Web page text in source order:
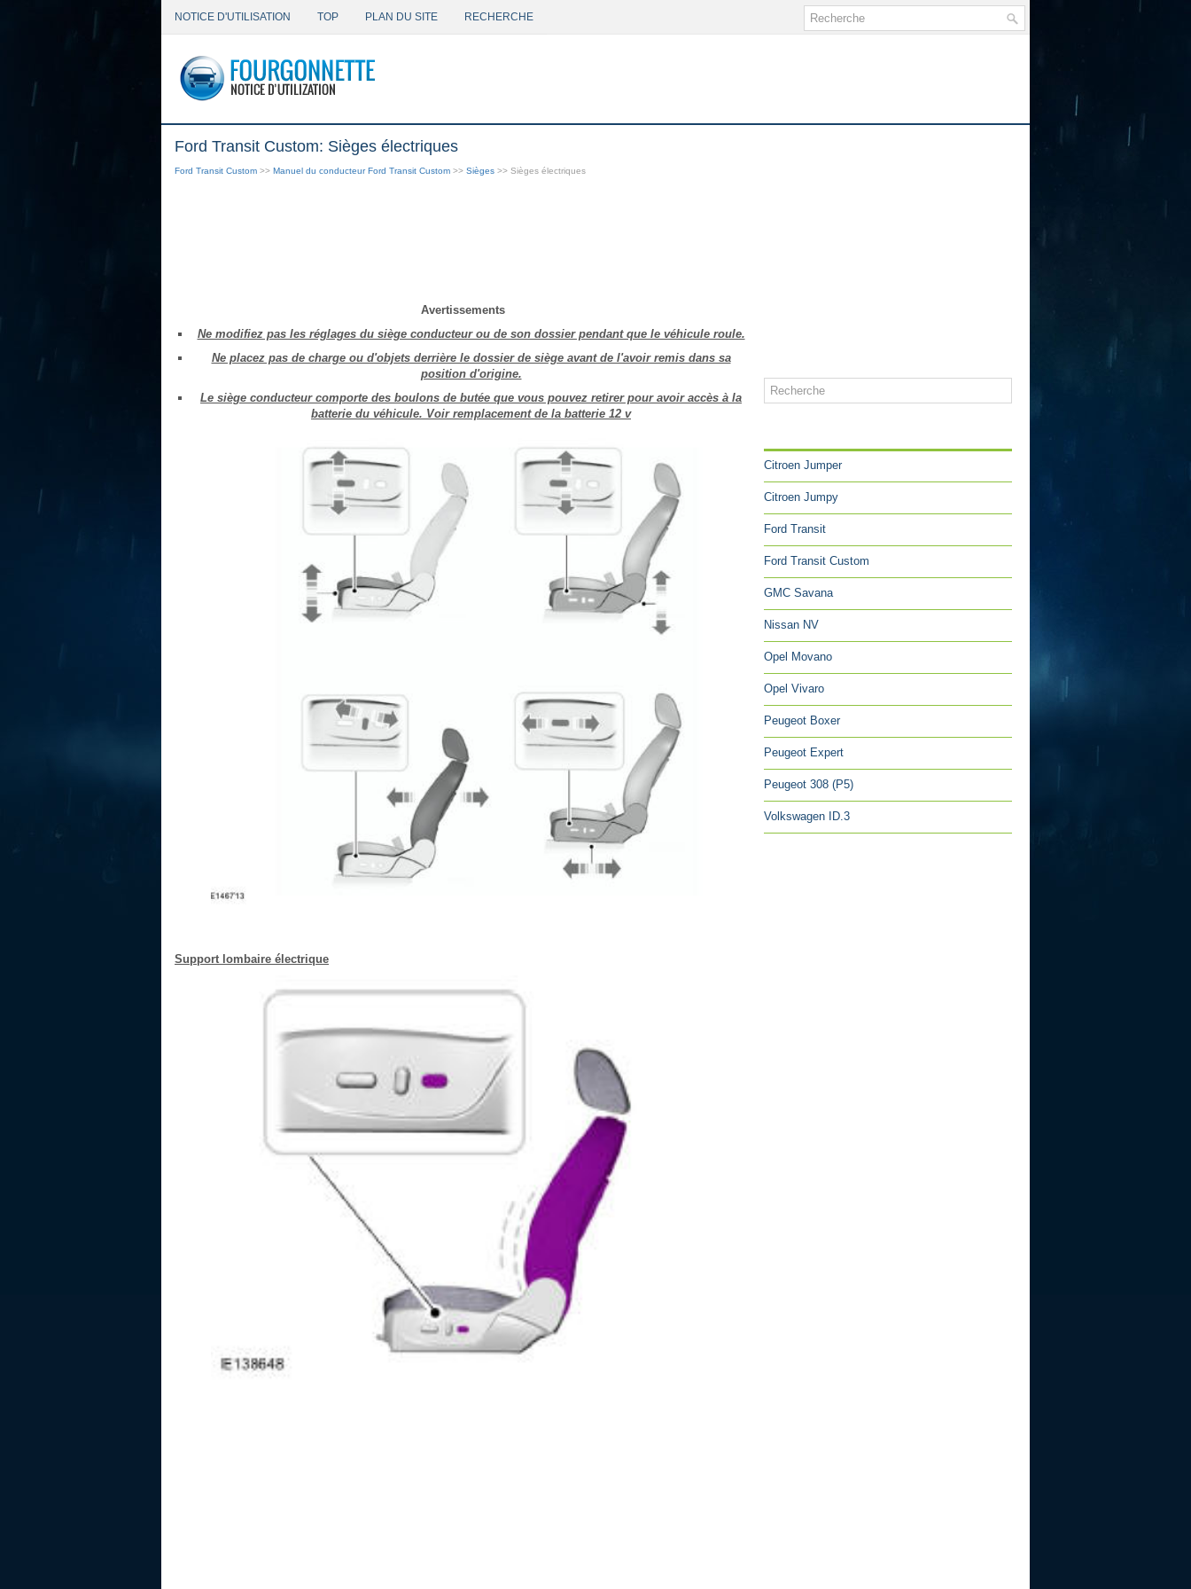
NOTICE D'UTILISATION TOP PLAN DU SITE RECHERCHE
Ford Transit Custom: Sièges électriques
Ford Transit Custom >> Manuel du conducteur Ford Transit Custom >> Sièges >> Sièges électriques
Avertissements
Ne modifiez pas les réglages du siège conducteur ou de son dossier pendant que le véhicule roule.
Ne placez pas de charge ou d'objets derrière le dossier de siège avant de l'avoir remis dans sa
position d'origine.
Le siège conducteur comporte des boulons de butée que vous pouvez retirer pour avoir accès à la
batterie du véhicule. Voir remplacement de la batterie 12 v
Support lombaire électrique
Citroen Jumper
Citroen Jumpy
Ford Transit
Ford Transit Custom
GMC Savana
Nissan NV
Opel Movano
Opel Vivaro
Peugeot Boxer
Peugeot Expert
Peugeot 308 (P5)
Volkswagen ID.3